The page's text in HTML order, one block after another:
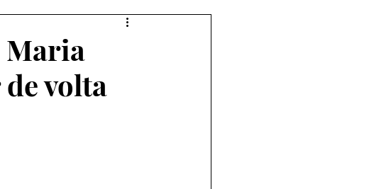
Maria
volta